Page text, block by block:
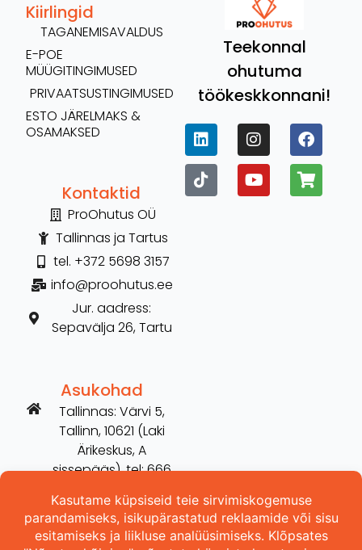
Teekonnal
ohutuma
töökeskkonnani!
Kontaktid
ProOhutus OÜ
Tallinnas ja Tartus
tel. +372 5698 3157
info@proohutus.ee
Jur. aadress:
Sepavälja 26, Tartu
Kiirlingid
TAGANEMISAVALDUS
E-POE
MÜÜGITINGIMUSED
PRIVAATSUSTINGIMUSED
ESTO JÄRELMAKS &
OSAMAKSED
Asukohad
Tallinnas: Värvi 5,
Tallinn, 10621 (Laki
Ärikeskus, A
sissepääs), tel: 666
Tartus: Võru 254,
Tartu, 50115 (vana